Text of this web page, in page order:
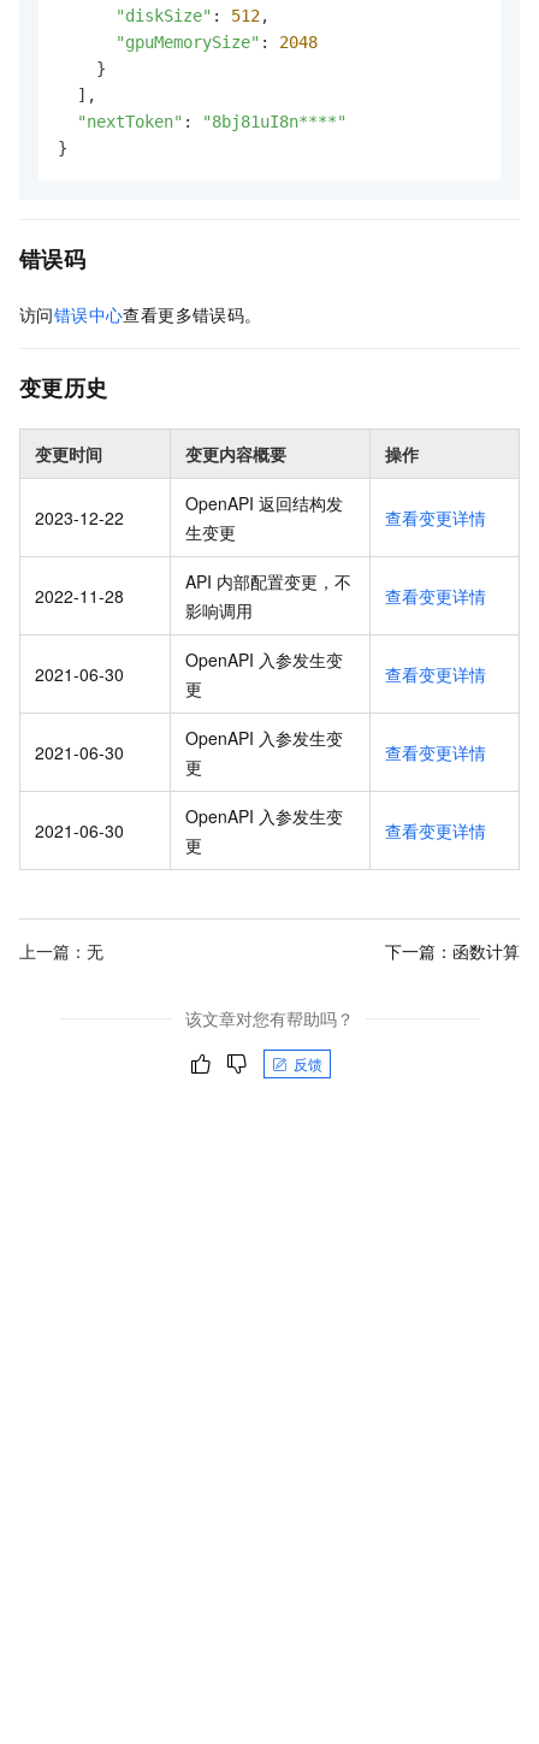
"diskSize" : 512,
"gpuMemorySize" : 2048
    }
  ],
"nextToken" :
"8bj81uI8n****"
}
错误码
访问错误中心查看更多错误码。
变更历史
变更时间 变更内容概要 操作
2023-12-22
OpenAPI 返回结构发
生变更
查看变更详情
2022-11-28
API 内部配置变更，不
影响调用
查看变更详情
2021-06-30
OpenAPI 入参发生变
更
查看变更详情
2021-06-30
OpenAPI 入参发生变
更
查看变更详情
2021-06-30
OpenAPI 入参发生变
更
查看变更详情
上一篇：无 下一篇： 函数计算
该文章对您有帮助吗？
反馈